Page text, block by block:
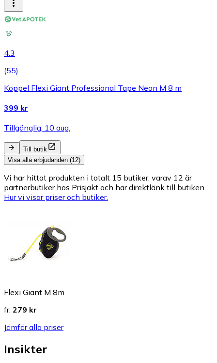
4.3
(55)
Koppel Flexi Giant Professional Tape Neon M 8 m
399 kr
Tillgänglig: 10 aug.
Till butik
Visa alla erbjudanden (12)
Vi har hittat produkten i totalt 15 butiker, varav 12 är
partnerbutiker hos Prisjakt och har direktlänk till butiken.
Hur vi visar priser och butiker.
Flexi Giant M 8m
fr. 279 kr
Jämför alla priser
Insikter